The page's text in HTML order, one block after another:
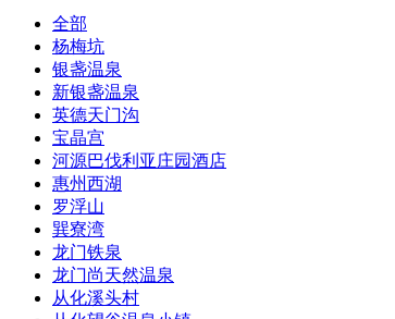
全部
杨梅坑
银盏温泉
新银盏温泉
英德天门沟
宝晶宫
河源巴伐利亚庄园酒店
惠州西湖
罗浮山
巽寮湾
龙门铁泉
龙门尚天然温泉
从化溪头村